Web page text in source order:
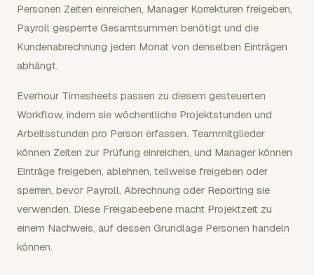
Personen Zeiten einreichen, Manager Korrekturen freigeben,
Payroll gesperrte Gesamtsummen benötigt und die
Kundenabrechnung jeden Monat von denselben Einträgen
abhängt.
Everhour Timesheets passen zu diesem gesteuerten
Workflow, indem sie wöchentliche Projektstunden und
Arbeitsstunden pro Person erfassen. Teammitglieder
können Zeiten zur Prüfung einreichen, und Manager können
Einträge freigeben, ablehnen, teilweise freigeben oder
sperren, bevor Payroll, Abrechnung oder Reporting sie
verwenden. Diese Freigabeebene macht Projektzeit zu
einem Nachweis, auf dessen Grundlage Personen handeln
können.